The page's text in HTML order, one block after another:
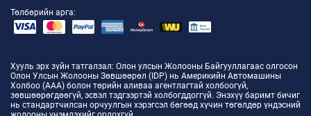
Төлбөрийн арга:
Хууль эрх зүйн татгалзал: Олон улсын Жолооны Байгууллагаас олгосон
Олон Улсын Жолооны Зөвшөөрөл (IDP) нь Америкийн Автомашины
Холбоо (AAA) болон төрийн аливаа агентлагтай холбоогүй,
зөвшөөрөгдөөгүй, эсвэл тэдгээртэй холбогддоггүй. Энэхүү баримт бичиг
нь стандартчилсан орчуулгын хэрэгсэл бөгөөд хүчин төгөлдөр үндэсний